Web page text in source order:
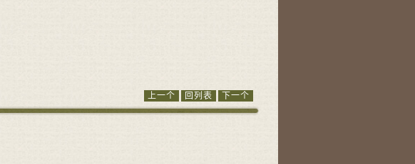
上一个 回列表 下一个